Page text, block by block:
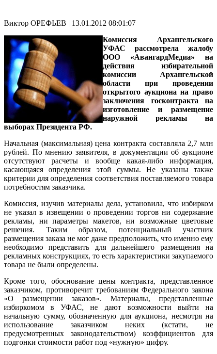
Виктор ОРЕФЬЕВ | 13.01.2012 08:01:07
Комиссия Архангельского
УФАС рассмотрела жалобу
ООО «АвангардМедиа» на
действия избирательной
комиссии Архангельской
области при проведении
открытого аукциона на право
заключения госконтракта на
изготовление и размещение
наружной рекламы на
выборах Президента РФ.
Начальная (максимальная) цена контракта составляла 2,7 млн
рублей. По мнению заявителя, в документации об аукционе
отсутствуют расчеты и вообще какая-либо информация,
касающаяся определения этой суммы. Не указаны также
критерии для определения соответствия поставляемого товара
потребностям заказчика.
Комиссия, изучив материалы дела, установила, что избирком
не указал в извещении о проведении торгов ни содержание
рекламы, ни параметры макетов, ни возможные цветовые
решения. Таким образом, потенциальный участник
размещения заказа не мог даже предположить, что именно ему
необходимо представить для дальнейшего размещения на
рекламных конструкциях, то есть характеристики закупаемого
товара не были определены.
Кроме того, обоснование цены контракта, представленное
заказчиком, противоречит требованиям Федерального закона
«О размещении заказов». Материалы, представленные
избиркомом в УФАС, не дают возможности выйти на
начальную сумму, обозначенную для аукциона, несмотря на
использование заказчиком неких (кстати, не
предусмотренных законодательством) коэффициентов для
подгонки стоимости работ под «нужную» цифру.